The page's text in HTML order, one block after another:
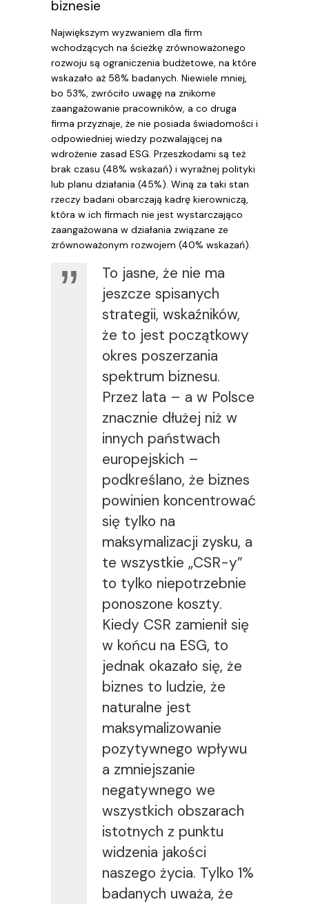
biznesie
Największym wyzwaniem dla firm
wchodzących na ścieżkę zrównoważonego
rozwoju są ograniczenia budżetowe, na które
wskazało aż 58% badanych. Niewiele mniej,
bo 53%, zwróciło uwagę na znikome
zaangażowanie pracowników, a co druga
firma przyznaje, że nie posiada świadomości i
odpowiedniej wiedzy pozwalającej na
wdrożenie zasad ESG. Przeszkodami są też
brak czasu (48% wskazań) i wyraźnej polityki
lub planu działania (45%). Winą za taki stan
rzeczy badani obarczają kadrę kierowniczą,
która w ich firmach nie jest wystarczająco
zaangażowana w działania związane ze
zrównoważonym rozwojem (40% wskazań).
To jasne, że nie ma
jeszcze spisanych
strategii, wskaźników,
że to jest początkowy
okres poszerzania
spektrum biznesu.
Przez lata – a w Polsce
znacznie dłużej niż w
innych państwach
europejskich –
podkreślano, że biznes
powinien koncentrować
się tylko na
maksymalizacji zysku, a
te wszystkie „CSR-y”
to tylko niepotrzebnie
ponoszone koszty.
Kiedy CSR zamienił się
w końcu na ESG, to
jednak okazało się, że
biznes to ludzie, że
naturalne jest
maksymalizowanie
pozytywnego wpływu
a zmniejszanie
negatywnego we
wszystkich obszarach
istotnych z punktu
widzenia jakości
naszego życia. Tylko 1%
badanych uważa, że